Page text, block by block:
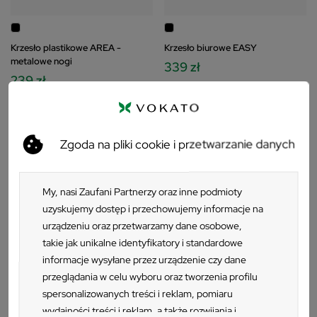
Zgoda na pliki cookie i przetwarzanie danych
My, nasi Zaufani Partnerzy oraz inne podmioty
uzyskujemy dostęp i przechowujemy informacje na
urządzeniu oraz przetwarzamy dane osobowe,
takie jak unikalne identyfikatory i standardowe
informacje wysyłane przez urządzenie czy dane
przeglądania w celu wyboru oraz tworzenia profilu
spersonalizowanych treści i reklam, pomiaru
wydajności treści i reklam, a także rozwijania i
Krzesło plastikowe AREA -
metalowe nogi
239 zł
Krzesło biurowe EASY
339 zł
PRODUKT WŁOSKI PRODUKT WŁOSKI